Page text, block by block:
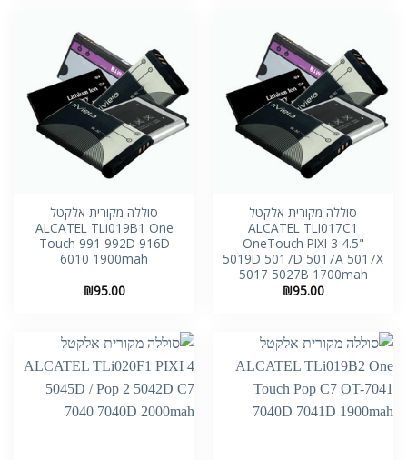
סוללה מקורית אלקטל
ALCATEL TLI017C1
OneTouch PIXI 3 4.5"
5019D 5017D 5017A 5017X
5017 5027B 1700mah
₪95.00
סוללה מקורית אלקטל
ALCATEL TLi019B1 One
Touch 991 992D 916D
6010 1900mah
₪95.00